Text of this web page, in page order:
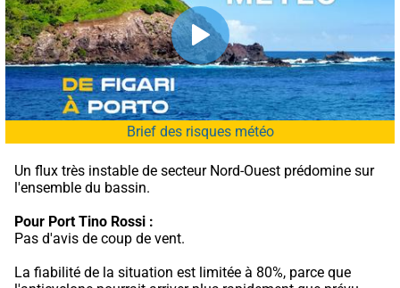
Brief des risques météo
Un flux très instable de secteur Nord-Ouest prédomine sur
l'ensemble du bassin.
Pour Port Tino Rossi :
Pas d'avis de coup de vent.
La fiabilité de la situation est limitée à 80%, parce que